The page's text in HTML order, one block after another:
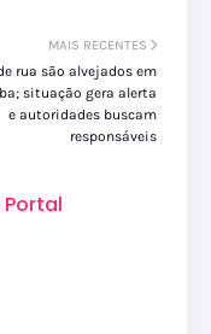
MAIS RECENTES
rua são alvejados em
situação gera alerta
e autoridades buscam
responsáveis
Portal